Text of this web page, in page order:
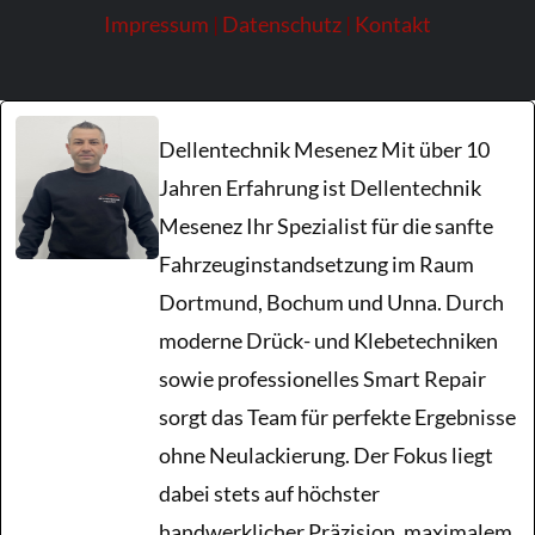
Parkdellen
Unfallschäden
Kratzer
Impressum | Datenschutz | Kontakt
Dellentechnik Mesenez Mit über 10
Jahren Erfahrung ist Dellentechnik
Mesenez Ihr Spezialist für die sanfte
Fahrzeuginstandsetzung im Raum
Dortmund, Bochum und Unna. Durch
moderne Drück- und Klebetechniken
sowie professionelles Smart Repair
sorgt das Team für perfekte Ergebnisse
ohne Neulackierung. Der Fokus liegt
dabei stets auf höchster